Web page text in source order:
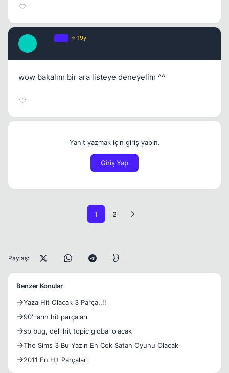
⭐ 19y
wow bakalım bir ara listeye deneyelim ^^
Yanıt yazmak için giriş yapın.
Giriş Yap
1 2
Paylaş:
Benzer Konular
Yaza Hit Olacak 3 Parça..!!
90' ların hit parçaları
sp bug, deli hit topic global olacak
The Sims 3 Bu Yazın En Çok Satan Oyunu Olacak
2011 En Hit Parçaları